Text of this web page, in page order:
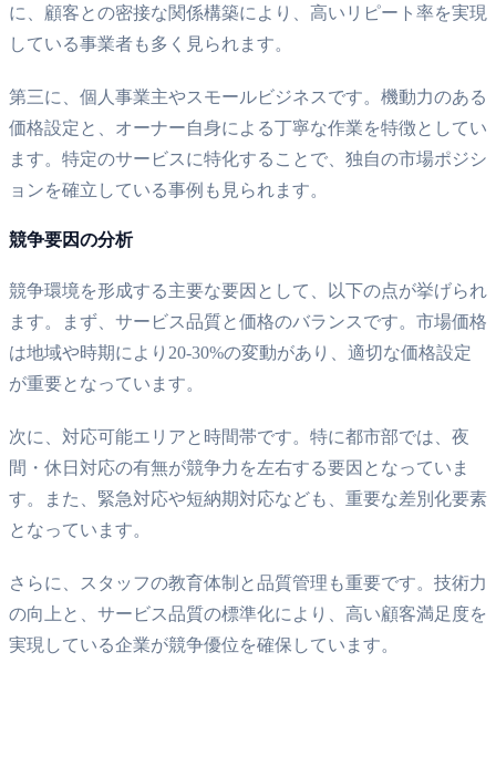
に、顧客との密接な関係構築により、高いリピート率を実現
している事業者も多く見られます。
第三に、個人事業主やスモールビジネスです。機動力のある
価格設定と、オーナー自身による丁寧な作業を特徴としてい
ます。特定のサービスに特化することで、独自の市場ポジシ
ョンを確立している事例も見られます。
競争要因の分析
競争環境を形成する主要な要因として、以下の点が挙げられ
ます。まず、サービス品質と価格のバランスです。市場価格
は地域や時期により20-30%の変動があり、適切な価格設定
が重要となっています。
次に、対応可能エリアと時間帯です。特に都市部では、夜
間・休日対応の有無が競争力を左右する要因となっていま
す。また、緊急対応や短納期対応なども、重要な差別化要素
となっています。
さらに、スタッフの教育体制と品質管理も重要です。技術力
の向上と、サービス品質の標準化により、高い顧客満足度を
実現している企業が競争優位を確保しています。